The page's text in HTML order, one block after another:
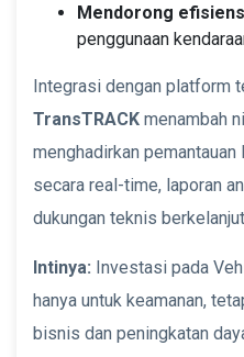
Mendorong
penggunaan
Integrasi dengan platform
TransTRACK menambah
menghadirkan
secara real-time, laporan
dukungan teknis
Intinya: Investasi pada
hanya untuk keamanan,
bisnis dan peningkatan